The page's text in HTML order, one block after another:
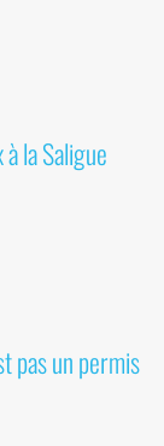
la Saligue
pas un permis